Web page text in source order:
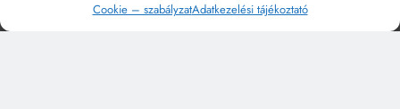
Cookie – szabályzatAdatkezelési tájékoztató